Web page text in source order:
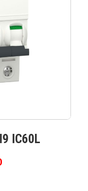
IC60L
VNĐ.